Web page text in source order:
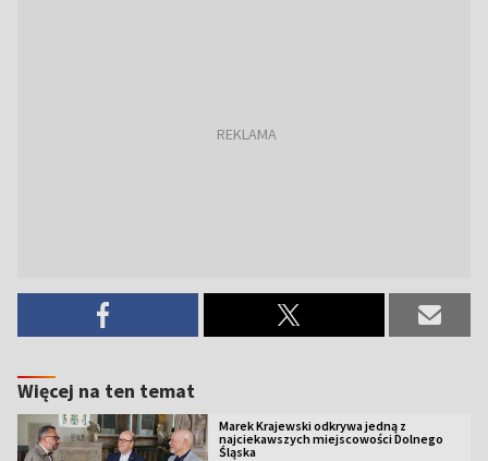
Więcej na ten temat
Marek Krajewski odkrywa jedną z
najciekawszych miejscowości Dolnego
Śląska